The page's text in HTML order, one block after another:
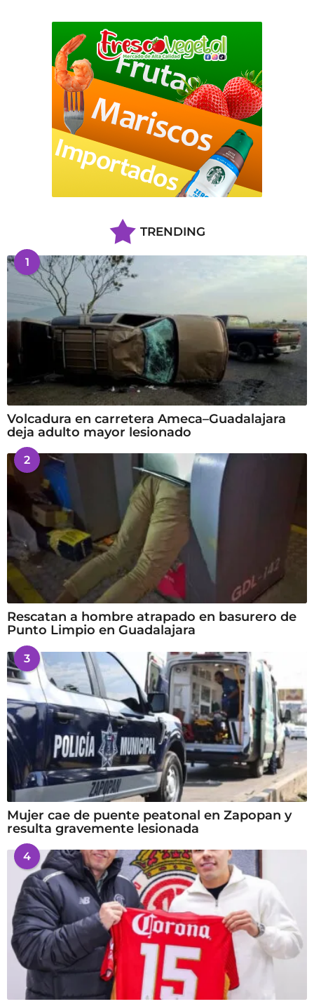
TRENDING
1
Volcadura en carretera Ameca–Guadalajara
deja adulto mayor lesionado
2
Rescatan a hombre atrapado en basurero de
Punto Limpio en Guadalajara
3
Mujer cae de puente peatonal en Zapopan y
resulta gravemente lesionada
4